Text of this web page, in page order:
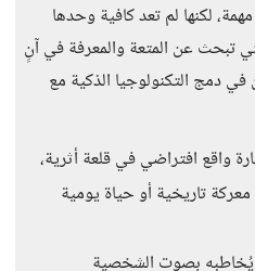
لكنها لم تعد كافية وحدها
تبحث عن المتعة والمعرفة في آنٍ
دمج التكنولوجيا الذكية مع
واقع افتراضي في قلعة أثرية،
تاريخية أو حياة يومية
بصوت الشخصية